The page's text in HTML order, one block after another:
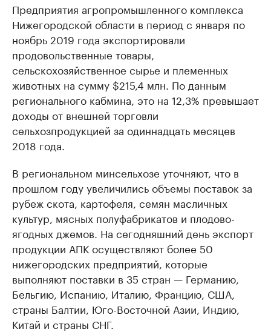
Предприятия агропромышленного комплекса
Нижегородской области в период с января по
ноябрь 2019 года экспортировали
продовольственные товары,
сельскохозяйственное сырье и племенных
животных на сумму $215,4 млн. По данным
регионального кабмина, это на 12,3% превышает
доходы от внешней торговли
сельхозпродукцией за одиннадцать месяцев
2018 года.
В региональном минсельхозе уточняют, что в
прошлом году увеличились объемы поставок за
рубеж скота, картофеля, семян масличных
культур, мясных полуфабрикатов и плодово-
ягодных джемов. На сегодняшний день экспорт
продукции АПК осуществляют более 50
нижегородских предприятий, которые
выполняют поставки в 35 стран — Германию,
Бельгию, Испанию, Италию, Францию, США,
страны Балтии, Юго-Восточной Азии, Индию,
Китай и страны СНГ.